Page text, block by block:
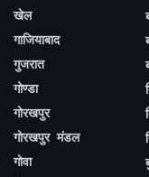
खेल
गाजियाबाद
गुजरात
गोण्डा
गोरखपुर
गोरखपुर मंडल
गोवा